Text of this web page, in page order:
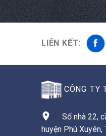
LIÊN KẾT:
CÔNG TY
Số nhà 22,
huyện Phú